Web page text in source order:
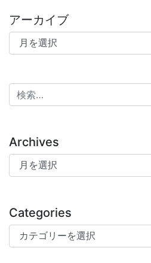
アーカイブ
アーカイブ
検索:
Archives
Archives
Categories
Categories